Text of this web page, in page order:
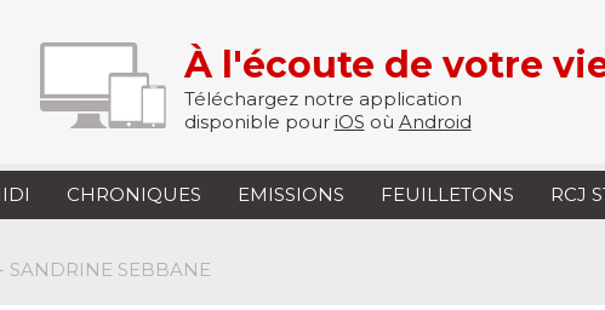
À l'écoute de votre
Téléchargez notre application
disponible pour iOS où Android
CHRONIQUES EMISSIONS FEUILLETONS RCJ
SANDRINE SEBBANE